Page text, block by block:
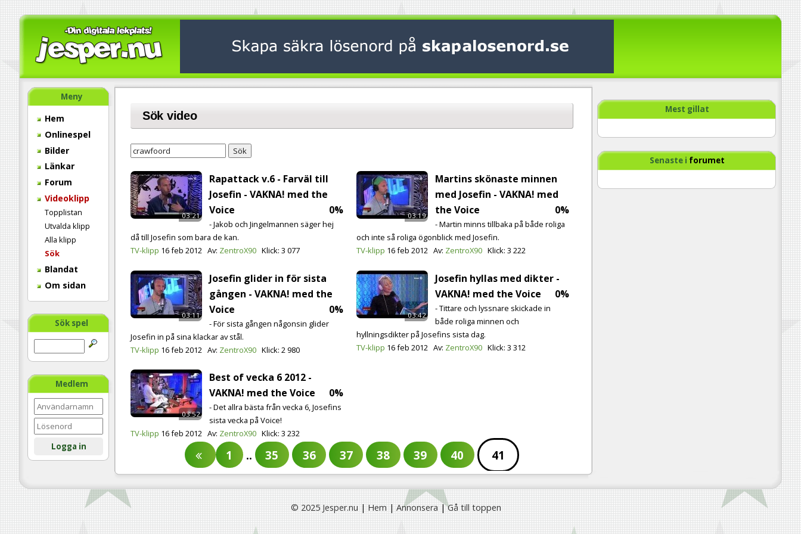
Meny
Hem
Onlinespel
Bilder
Länkar
Forum
Videoklipp
Topplistan
Utvalda klipp
Alla klipp
Sök
Blandat
Om sidan
Sök spel
Medlem
Logga in
Mest gillat
Senaste i forumet
Sök video
Sök
03:21
Rapattack v.6 - Farväl till
Josefin - VAKNA! med the
Voice
0%
- Jakob och Jingelmannen säger hej
då till Josefin som bara de kan.
TV-klipp 16 feb 2012 Av: ZentroX90 Klick: 3 077
03:19
Martins skönaste minnen
med Josefin - VAKNA! med
the Voice
0%
- Martin minns tillbaka på både roliga
och inte så roliga ögonblick med Josefin.
TV-klipp 16 feb 2012 Av: ZentroX90 Klick: 3 222
03:11
Josefin glider in för sista
gången - VAKNA! med the
Voice
0%
- För sista gången någonsin glider
Josefin in på sina klackar av stål.
TV-klipp 16 feb 2012 Av: ZentroX90 Klick: 2 980
03:42
Josefin hyllas med dikter -
VAKNA! med the Voice
0%
- Tittare och lyssnare skickade in
både roliga minnen och
hyllningsdikter på Josefins sista dag.
TV-klipp 16 feb 2012 Av: ZentroX90 Klick: 3 312
03:52
Best of vecka 6 2012 -
VAKNA! med the Voice
0%
- Det allra bästa från vecka 6, Josefins
sista vecka på Voice!
TV-klipp 16 feb 2012 Av: ZentroX90 Klick: 3 232
1 .. 35 36 37 38 39 40 41
© 2025 Jesper.nu|Hem|Annonsera|Gå till toppen